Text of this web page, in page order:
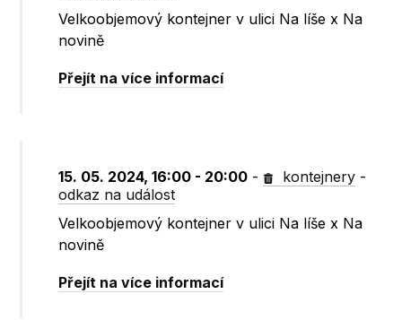
Velkoobjemový kontejner v ulici Na líše x Na
novině
Přejít na více informací
15. 05. 2024, 16:00 - 20:00 - kontejnery -
odkaz na událost
Velkoobjemový kontejner v ulici Na líše x Na
novině
Přejít na více informací